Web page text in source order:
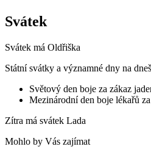
Svátek
Svátek má Oldřiška
Státní svátky a významné dny na
Světový den boje za zákaz
Mezinárodní den boje lékařů
Zítra má svátek Lada
Mohlo by Vás zajímat